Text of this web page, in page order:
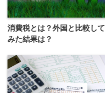
消費税とは？外国と比較して
みた結果は？